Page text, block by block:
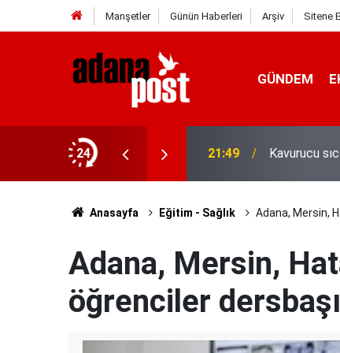
Manşetler Günün Haberleri Arşiv Sitene
GÜNDEM
24
sabırsız ve öfkeli hissedebiliriz" 21:49 Kavurucu
Anasayfa Eğitim - Sağlık Adana, Mersin,
Adana, Mersin,
öğrenciler